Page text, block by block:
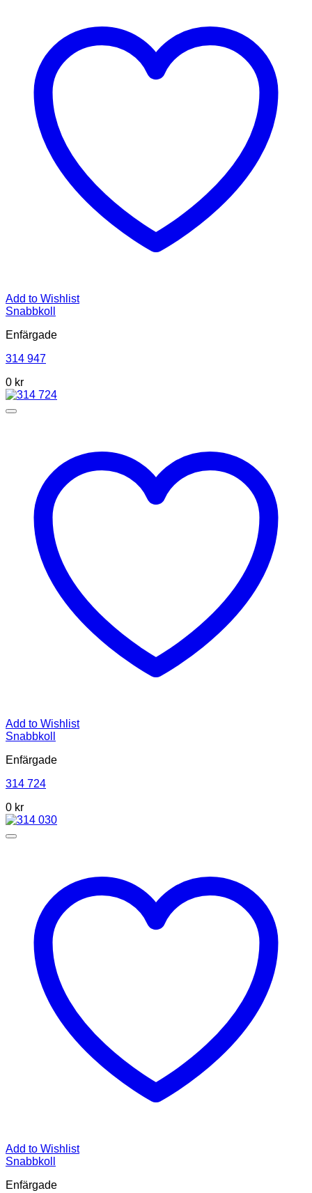
Add to Wishlist
Snabbkoll
Enfärgade
314 947
0 kr
Add to Wishlist
Snabbkoll
Enfärgade
314 724
0 kr
Add to Wishlist
Snabbkoll
Enfärgade